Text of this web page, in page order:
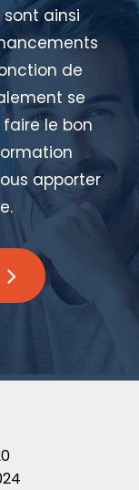
ainsi
de
se
le bon
apporter